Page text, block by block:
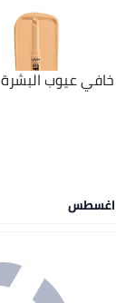
NYX PROFESSIONAL MAKEUP خافي عيوب البشرة